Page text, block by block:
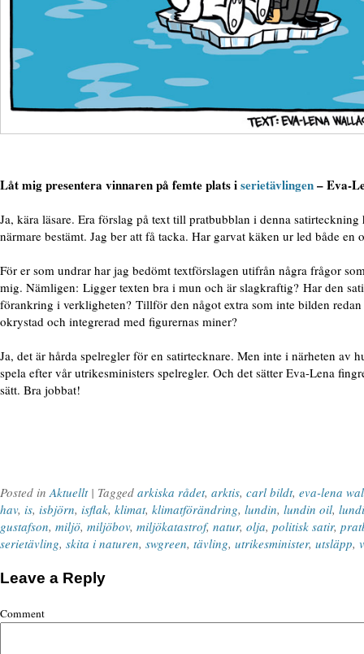
Låt mig presentera vinnaren på femte plats iserietävlingen– Eva-
Ja, kära läsare. Era förslag på text till pratbubblan i denna
närmare bestämt. Jag ber att få tacka. Har garvat käken ur led både en
För er som undrar har jag bedömt textförslagen utifrån några frågor
mig. Nämligen: Ligger texten bra i mun och är slagkraftig? Har den
förankring i verkligheten? Tillför den något extra som inte bilden
okrystad och integrerad med figurernas miner?
Ja, det är hårda spelregler för en satirtecknare. Men inte i närheten av
spela efter vår utrikesministers spelregler. Och det sätter Eva-Lena
sätt. Bra jobbat!
Posted in Aktuellt | Tagged arkiska rådet, arktis, carl bildt, eva-lena
hav, is, isbjörn, isflak, klimat, klimatförändring, lundin, lundin oil,
gustafson, miljö, miljöbov, miljökatastrof, natur, olja, politisk satir,
serietävling, skita i naturen, swgreen, tävling, utrikesminister, utsläpp,
Leave a Reply
Comment